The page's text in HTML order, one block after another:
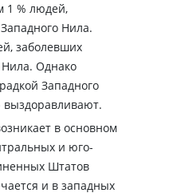
1 % людей,
Нила.
заболевших
Однако
Западного
в основном
и юго-
Штатов
и в западных